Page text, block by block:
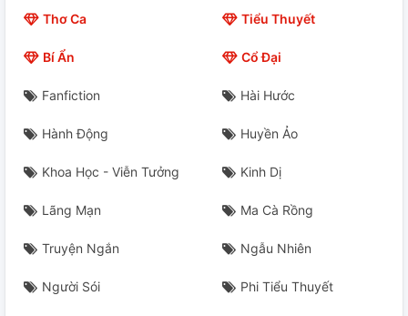
Thơ Ca Tiểu Thuyết
Bí Ẩn Cổ Đại
Fanfiction Hài Hước
Hành Động Huyền Ảo
Khoa Học - Viễn Tưởng Kinh Dị
Lãng Mạn Ma Cà Rồng
Truyện Ngắn Ngẫu Nhiên
Người Sói Phi Tiểu Thuyết